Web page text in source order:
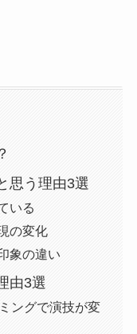
思う理由3選
いる
の変化
象の違い
由3選
ングで演技が変